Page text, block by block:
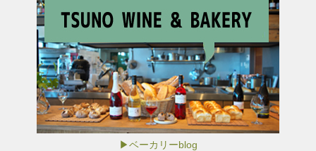
▶ベーカリーblog